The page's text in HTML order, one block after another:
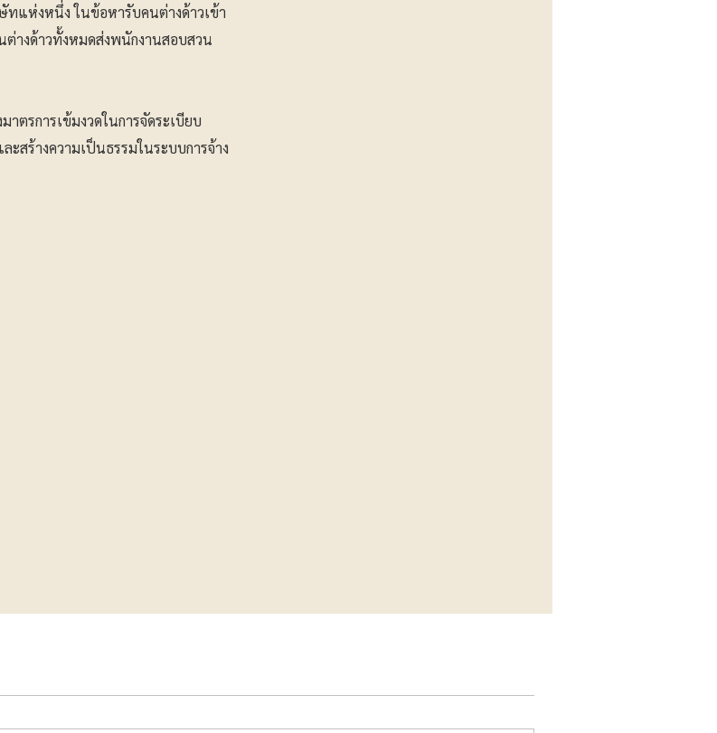
ทแห่งหนึ่ง ในข้อหารับคนต่างด้าวเข้า
างด้าวทั้งหมดส่งพนักงานสอบสวน
ตรการเข้มงวดในการจัดระเบียบ
สร้างความเป็นธรรมในระบบการจ้าง